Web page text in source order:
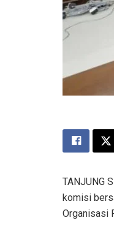
TANJUNG
komisi
Organisasi